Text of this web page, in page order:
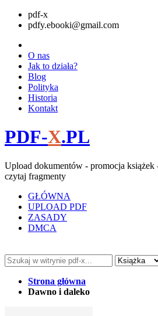
pdf-x
pdfy.ebooki@gmail.com
O nas
Jak to działa?
Blog
Polityka
Historia
Kontakt
PDF-X.PL
Upload dokumentów - promocja
czytaj fragmenty
GŁÓWNA
UPLOAD PDF
ZASADY
DMCA
Strona główna
Dawno i daleko